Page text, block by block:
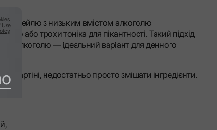
.
Use
.
коктейлю з низьким вмістом алкоголю
або трохи тоніка для пікантності. Такий підхід
алкоголю — ідеальний варіант для денного
Мартіні, недостатньо просто змішати інгредієнти.